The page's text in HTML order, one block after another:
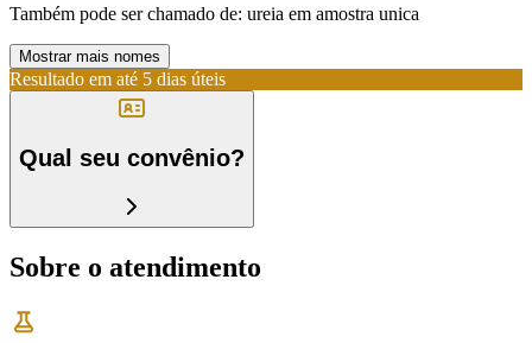
Também pode ser chamado de: ureia em amostra unica
Mostrar mais nomes
Resultado em até 5 dias úteis
Qual seu convênio?
Sobre o atendimento